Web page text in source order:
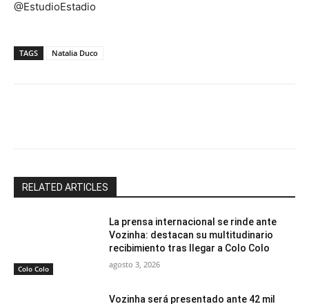
@EstudioEstadio
TAGS Natalia Duco
RELATED ARTICLES
Colo Colo
La prensa internacional se rinde ante
Vozinha: destacan su multitudinario
recibimiento tras llegar a Colo Colo
agosto 3, 2026
Vozinha será presentado ante 42 mil